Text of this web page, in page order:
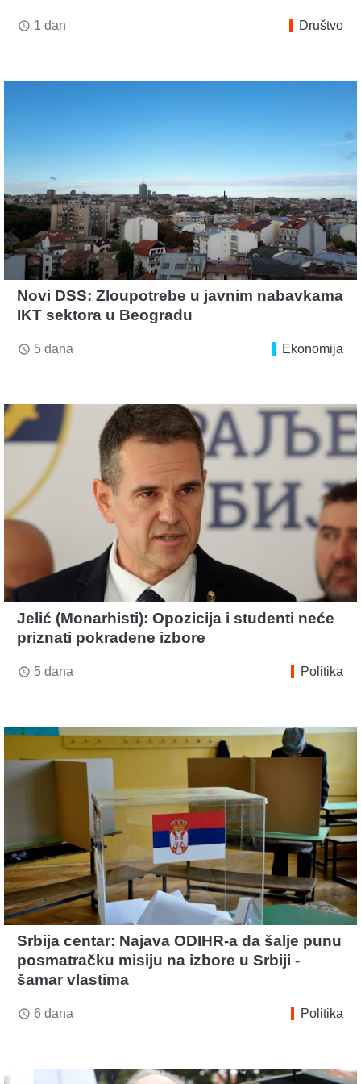
access_time 1 dan Društvo
Novi DSS: Zloupotrebe u javnim nabavkama
IKT sektora u Beogradu
access_time 5 dana Ekonomija
Jelić (Monarhisti): Opozicija i studenti neće
priznati pokradene izbore
access_time 5 dana Politika
Srbija centar: Najava ODIHR-a da šalje punu
posmatračku misiju na izbore u Srbiji -
šamar vlastima
access_time 6 dana Politika